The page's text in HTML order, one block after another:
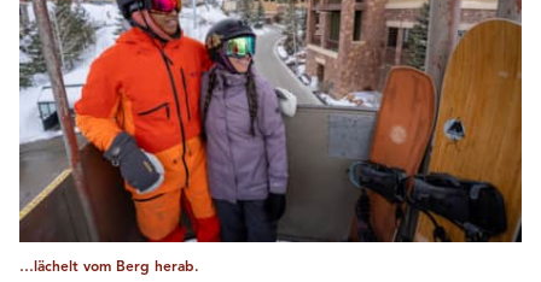
…lächelt vom Berg herab.